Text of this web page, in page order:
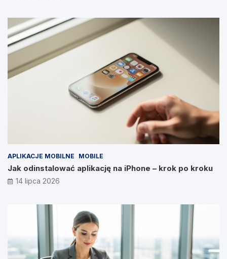
APLIKACJE MOBILNE MOBILE
Jak odinstalować aplikację na iPhone – krok po kroku
14 lipca 2026